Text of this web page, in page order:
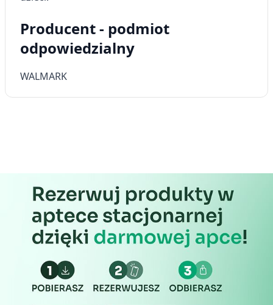
Producent - podmiot
odpowiedzialny
WALMARK
Wydajność (Performance)
Reklama / śledzenie